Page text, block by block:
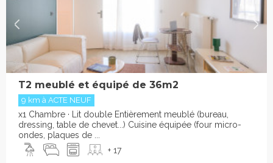
T2 meublé et équipé de 36m2
9 km à ACTE NEUF
x1 Chambre · Lit double Entièrement meublé (bureau,
dressing, table de chevet...) Cuisine équipée (four micro-
ondes, plaques de ...
+ 17